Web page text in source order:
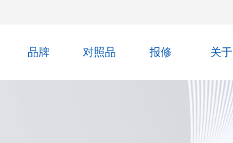
品牌 对照品 报修 关于